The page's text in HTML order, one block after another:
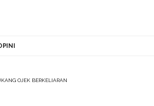
OJEK BERKELIARAN